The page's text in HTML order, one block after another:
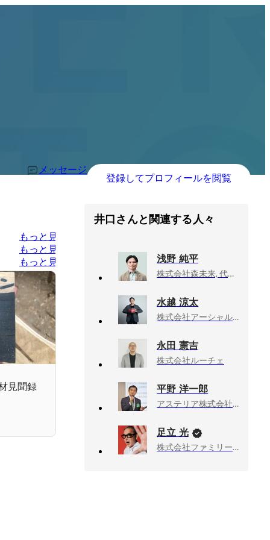
メッセージ
登録してプロフィールを閲覧
もっと見る
もっと見る
もっと見る
見聞録
井口さんと関連する人々
浅野 純平
株式会社森未来, 代表取締役
水越 涼太
株式会社アーシャルデザイン, Tech&Boost事業部 事業責任者
永田 憲吉
株式会社ルーチェ
平野 洋一郎
アステリア株式会社 (Asteria Corporation), Founder & CEO
足立 光
株式会社ファミリーマート, チーフ・マーケティング・オフィサー（CMO）